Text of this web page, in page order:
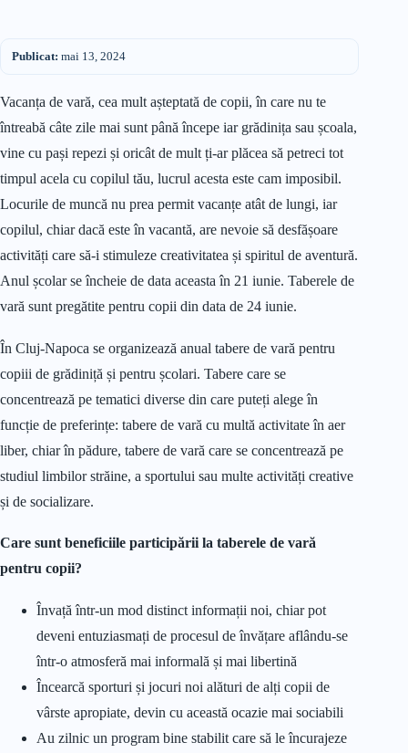
Publicat: mai 13, 2024
Vacanța de vară, cea mult așteptată de copii, în care nu te
întreabă câte zile mai sunt până începe iar grădinița sau școala,
vine cu pași repezi și oricât de mult ți-ar plăcea să petreci tot
timpul acela cu copilul tău, lucrul acesta este cam imposibil.
Locurile de muncă nu prea permit vacanțe atât de lungi, iar
copilul, chiar dacă este în vacantă, are nevoie să desfășoare
activități care să-i stimuleze creativitatea și spiritul de aventură.
Anul școlar se încheie de data aceasta în 21 iunie. Taberele de
vară sunt pregătite pentru copii din data de 24 iunie.
În Cluj-Napoca se organizează anual tabere de vară pentru
copiii de grădiniță și pentru școlari. Tabere care se
concentrează pe tematici diverse din care puteți alege în
funcție de preferințe: tabere de vară cu multă activitate în aer
liber, chiar în pădure, tabere de vară care se concentrează pe
studiul limbilor străine, a sportului sau multe activități creative
și de socializare.
Care sunt beneficiile participării la taberele de vară
pentru copii?
Învață într-un mod distinct informații noi, chiar pot
deveni entuziasmați de procesul de învățare aflându-se
într-o atmosferă mai informală și mai libertină
Încearcă sporturi și jocuri noi alături de alți copii de
vârste apropiate, devin cu această ocazie mai sociabili
Au zilnic un program bine stabilit care să le încurajeze